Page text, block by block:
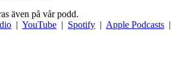
även på vår podd.
| YouTube | Spotify | Apple Podcasts |